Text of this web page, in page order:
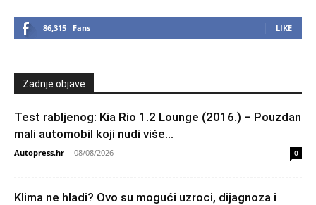
86,315 Fans LIKE
Zadnje objave
Test rabljenog: Kia Rio 1.2 Lounge (2016.) – Pouzdan
mali automobil koji nudi više...
Autopress.hr - 08/08/2026 0
Klima ne hladi? Ovo su mogući uzroci, dijagnoza i